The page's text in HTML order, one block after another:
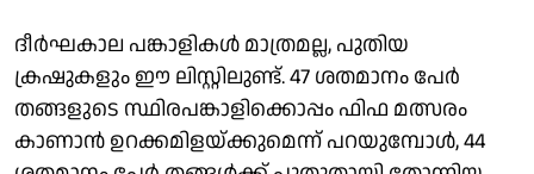
ദീര്‍ഘകാല പങ്കാളികള്‍ മാത്രമല്ല, പുതിയ
ക്രഷുകളും ഈ ലിസ്റ്റിലുണ്ട്. 47 ശതമാനം പേര്‍
തങ്ങളുടെ സ്ഥിരപങ്കാളിക്കൊപ്പം ഫിഫ മത്സരം
കാണാന്‍ ഉറക്കമിളയ്ക്കുമെന്ന് പറയുമ്പോള്‍, 44